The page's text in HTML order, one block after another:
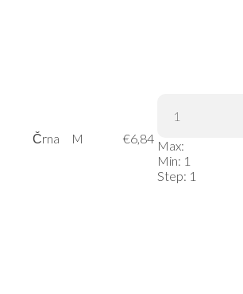
Črna M €6,84 Max:
Min: 1
Step: 1